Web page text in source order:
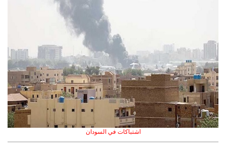
اشتباكات في السودان